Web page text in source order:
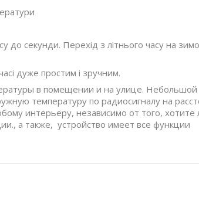
до секунди. Перехід з літнього часу на
дуже простим і зручним.
в помещении и на улице. Небольшой
температуру по радиосигналу на
интерьеру, независимо от того, хотите
а также, устройство имеет все функции